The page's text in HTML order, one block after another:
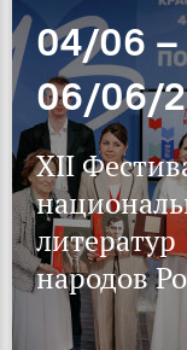
04/06 –
06/06/
XII
литератур
народов